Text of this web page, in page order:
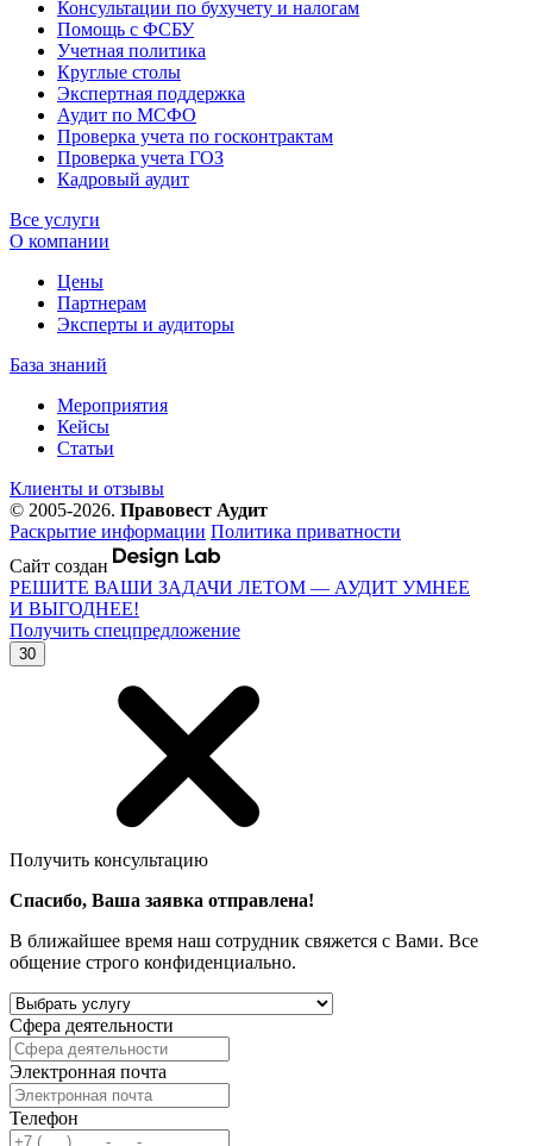
Консультации по бухучету и налогам
Помощь с ФСБУ
Учетная политика
Круглые столы
Экспертная поддержка
Аудит по МСФО
Проверка учета по госконтрактам
Проверка учета ГОЗ
Кадровый аудит
Все услуги
О компании
Цены
Партнерам
Эксперты и аудиторы
База знаний
Мероприятия
Кейсы
Статьи
Клиенты и отзывы
© 2005-2026. Правовест Аудит
Раскрытие информации Политика приватности
Сайт создан
РЕШИТЕ ВАШИ ЗАДАЧИ ЛЕТОМ — АУДИТ УМНЕЕ
И ВЫГОДНЕЕ!
Получить спецпредложение
30
Получить консультацию
Спасибо, Ваша заявка отправлена!
В ближайшее время наш сотрудник свяжется с Вами. Все
общение строго конфиденциально.
Сфера деятельности
Электронная почта
Телефон